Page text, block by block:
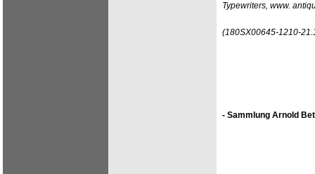
Typewriters, www.
(180SX00645-1210-
- Sammlung Arnold